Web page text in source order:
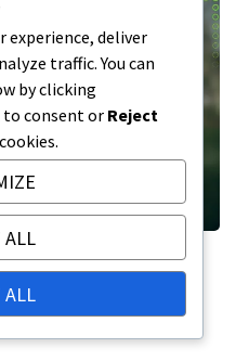
bruk
experience, deliver
traffic. You can
by clicking
to consent or Reject
ALL
ALL